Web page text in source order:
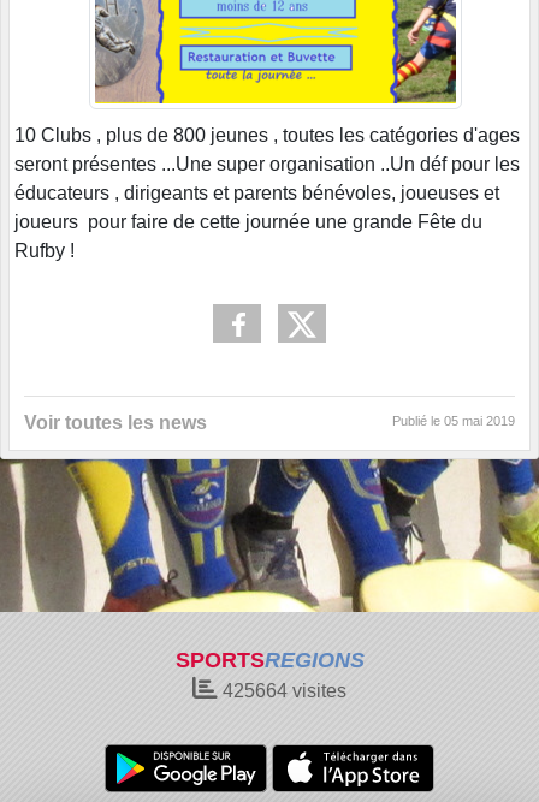
10 Clubs , plus de 800 jeunes , toutes les catégories d'ages
seront présentes ...Une super organisation ..Un déf pour les
éducateurs , dirigeants et parents bénévoles, joueuses et
joueurs pour faire de cette journée une grande Fête du
Rufby !
Voir toutes les news Publié le 05 mai 2019
SPORTSREGIONS
425664 visites